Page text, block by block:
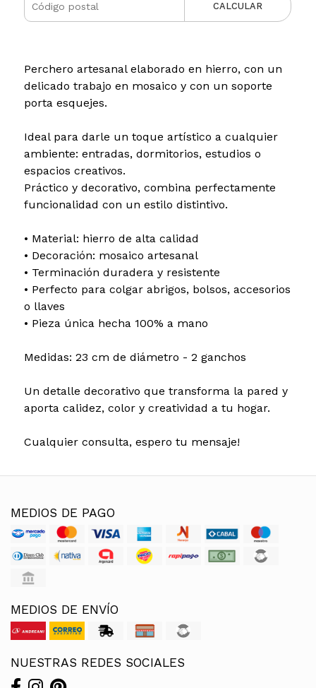
CALCULAR
Perchero artesanal elaborado en hierro, con un
delicado trabajo en mosaico y con un soporte
porta esquejes.
Ideal para darle un toque artístico a cualquier
ambiente: entradas, dormitorios, estudios o
espacios creativos.
Práctico y decorativo, combina perfectamente
funcionalidad con un estilo distintivo.
• Material: hierro de alta calidad
• Decoración: mosaico artesanal
• Terminación duradera y resistente
• Perfecto para colgar abrigos, bolsos, accesorios
o llaves
• Pieza única hecha 100% a mano
Medidas: 23 cm de diámetro - 2 ganchos
Un detalle decorativo que transforma la pared y
aporta calidez, color y creatividad a tu hogar.
Cualquier consulta, espero tu mensaje!
MEDIOS DE PAGO
MEDIOS DE ENVÍO
NUESTRAS REDES SOCIALES